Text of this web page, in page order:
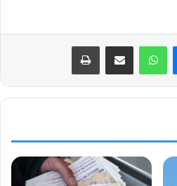
واتساب